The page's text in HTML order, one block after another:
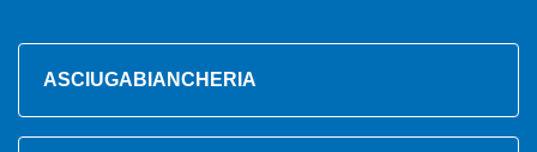
ASCIUGABIANCHERIA